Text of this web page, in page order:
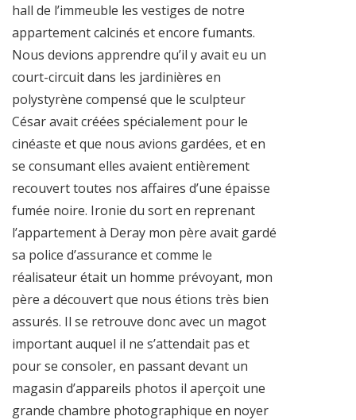
hall de l’immeuble les vestiges de notre
appartement calcinés et encore fumants.
Nous devions apprendre qu’il y avait eu un
court-circuit dans les jardinières en
polystyrène compensé que le sculpteur
César avait créées spécialement pour le
cinéaste et que nous avions gardées, et en
se consumant elles avaient entièrement
recouvert toutes nos affaires d’une épaisse
fumée noire. Ironie du sort en reprenant
l’appartement à Deray mon père avait gardé
sa police d’assurance et comme le
réalisateur était un homme prévoyant, mon
père a découvert que nous étions très bien
assurés. Il se retrouve donc avec un magot
important auquel il ne s’attendait pas et
pour se consoler, en passant devant un
magasin d’appareils photos il aperçoit une
grande chambre photographique en noyer